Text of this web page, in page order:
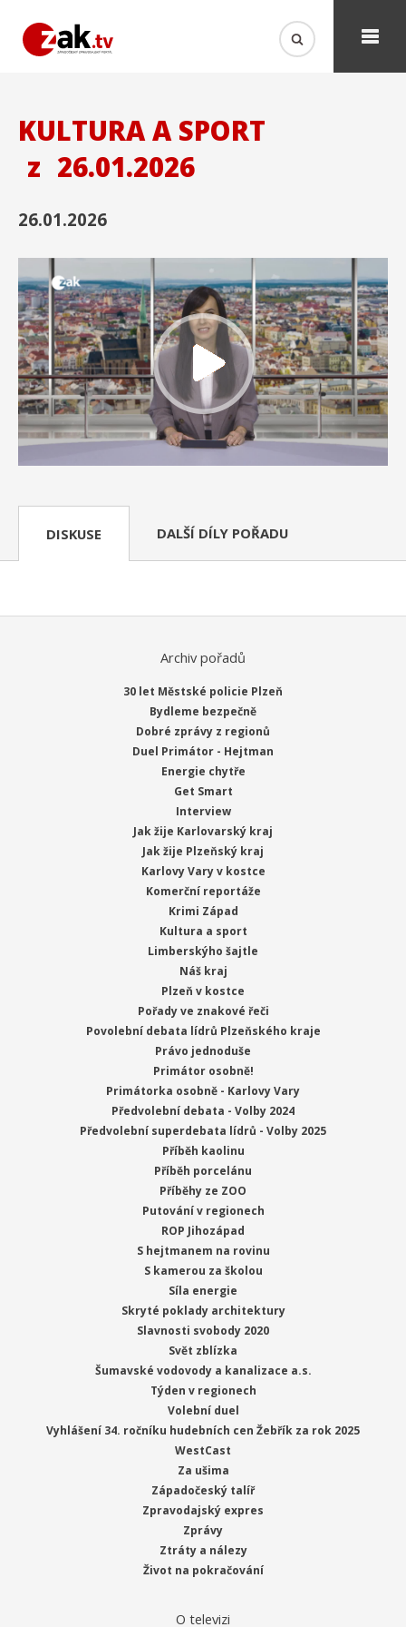
KULTURA A SPORT
z 26.01.2026
26.01.2026
DISKUSE DALŠÍ DÍLY POŘADU
Archiv pořadů
30 let Městské policie Plzeň
Bydleme bezpečně
Dobré zprávy z regionů
Duel Primátor - Hejtman
Energie chytře
Get Smart
Interview
Jak žije Karlovarský kraj
Jak žije Plzeňský kraj
Karlovy Vary v kostce
Komerční reportáže
Krimi Západ
Kultura a sport
Limberskýho šajtle
Náš kraj
Plzeň v kostce
Pořady ve znakové řeči
Povolební debata lídrů Plzeňského kraje
Právo jednoduše
Primátor osobně!
Primátorka osobně - Karlovy Vary
Předvolební debata - Volby 2024
Předvolební superdebata lídrů - Volby 2025
Příběh kaolinu
Příběh porcelánu
Příběhy ze ZOO
Putování v regionech
ROP Jihozápad
S hejtmanem na rovinu
S kamerou za školou
Síla energie
Skryté poklady architektury
Slavnosti svobody 2020
Svět zblízka
Šumavské vodovody a kanalizace a.s.
Týden v regionech
Volební duel
Vyhlášení 34. ročníku hudebních cen Žebřík za rok 2025
WestCast
Za ušima
Západočeský talíř
Zpravodajský expres
Zprávy
Ztráty a nálezy
Život na pokračování
O televizi